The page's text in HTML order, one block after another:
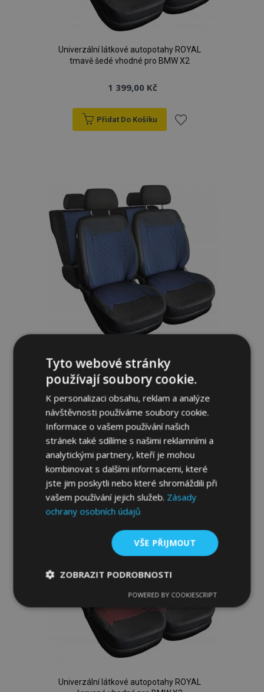
Univerzální látkové autopotahy ROYAL
tmavě šedé vhodné pro BMW X2
1 399,00 Kč
Přidat Do Košíku
Univerzální látkové autopotahy ROYAL
modré vhodné pro BMW X2
1 399,00 Kč
Přidat Do Košíku
Přidat
k
oblíbeným
Univerzální látkové autopotahy ROYAL
Tyto webové stránky
používají soubory cookie.
K personalizaci obsahu, reklam a analýze
návštěvnosti používáme soubory cookie.
Informace o vašem používání našich
stránek také sdílíme s našimi reklamními a
analytickými partnery, kteří je mohou
kombinovat s dalšími informacemi, které
jste jim poskytli nebo které shromáždili při
vašem používání jejich služeb. Zásady
ochrany osobních údajů
VŠE PŘIJMOUT
ZOBRAZIT PODROBNOSTI
nutné
soubory
Výkonové
soubory
Soubory
POWERED BY COOKIESCRIPT